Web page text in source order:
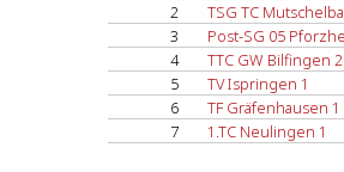
2
TSG TC
3
Post-SG 05
4
TTC GW Bilfingen 2
5
TV Ispringen 1
6
TF Gräfenhausen 1
7
1.TC Neulingen 1